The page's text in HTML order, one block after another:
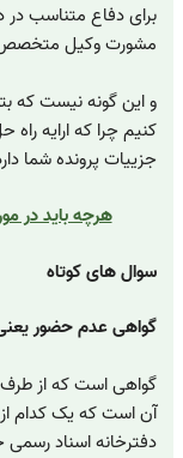
برای دفاع متناسب در
مشورت وکیل متخصص
و این گونه نیست که
کنیم چرا که ارایه
جزییات پرونده شما
هرچه باید در
سوال های کوتاه
گواهی عدم حضور
گواهی است که از
آن است که یک کدام
دفترخانه اسناد